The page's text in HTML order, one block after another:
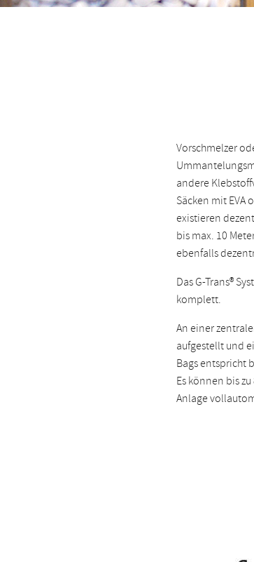
Vorschmelzer
andere
Säcken mit EVA
existieren
bis max. 10
ebenfalls
Das G-Trans®
komplett.
An einer
aufgestellt und
Bags entspricht
Es können bis
Anlage